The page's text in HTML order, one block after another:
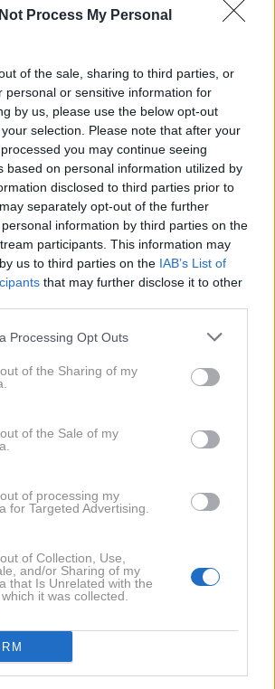
Process My Personal
of the sale, sharing to third parties, or
personal or sensitive information for
by us, please use the below opt-out
selection. Please note that after your
you may continue seeing
based on personal information utilized by
disclosed to third parties prior to
separately opt-out of the further
information by third parties on the
participants. This information may
us to third parties on the IAB’s List of
that may further disclose it to other
Processing Opt Outs
of the Sharing of my
of the Sale of my
of processing my
for Targeted Advertising.
of Collection, Use,
and/or Sharing of my
that Is Unrelated with the
it was collected.
3 / 4
Nova Tv/Luka Dubroja
je bil tudiGoran Navojec :"Lepo,
ki je bil skromen in ponižen, a hkrati
to transformacijo še enkrat dokazal,
čustvi. Njegova interpretacija je
zakaj so pesmi Halida Bešlića
pečat na glasbeni sceni.
je že drugič
Bešlić